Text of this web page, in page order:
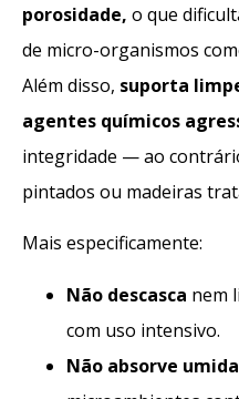
porosidade, o que
de micro-organismos
Além disso, suporta
agentes químicos
integridade — ao
pintados ou madeiras
Mais especificamente:
Não descasca nem
com uso intensivo.
Não absorve